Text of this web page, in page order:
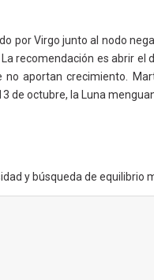
por Virgo junto al nodo
recomendación es abrir
no aportan crecimiento.
de octubre, la Luna
y búsqueda de